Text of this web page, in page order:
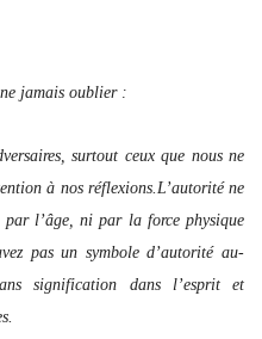
jamais oublier :
surtout ceux que nous ne
à nos réflexions. L’autorité ne
l’âge, ni par la force physique
pas un symbole d’autorité au-
signification dans l’esprit et